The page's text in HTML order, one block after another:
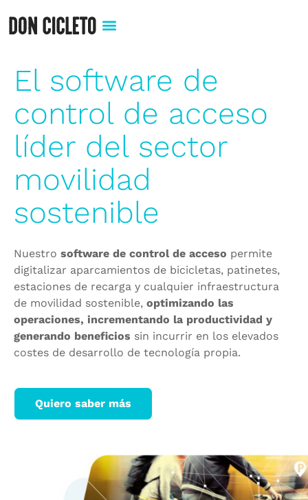
El software de
control de acceso
líder del sector
movilidad
sostenible
Nuestro software de control de acceso permite
digitalizar aparcamientos de bicicletas, patinetes,
estaciones de recarga y cualquier infraestructura
de movilidad sostenible, optimizando las
operaciones, incrementando la productividad y
generando beneficios sin incurrir en los elevados
costes de desarrollo de tecnología propia.
Quiero saber más